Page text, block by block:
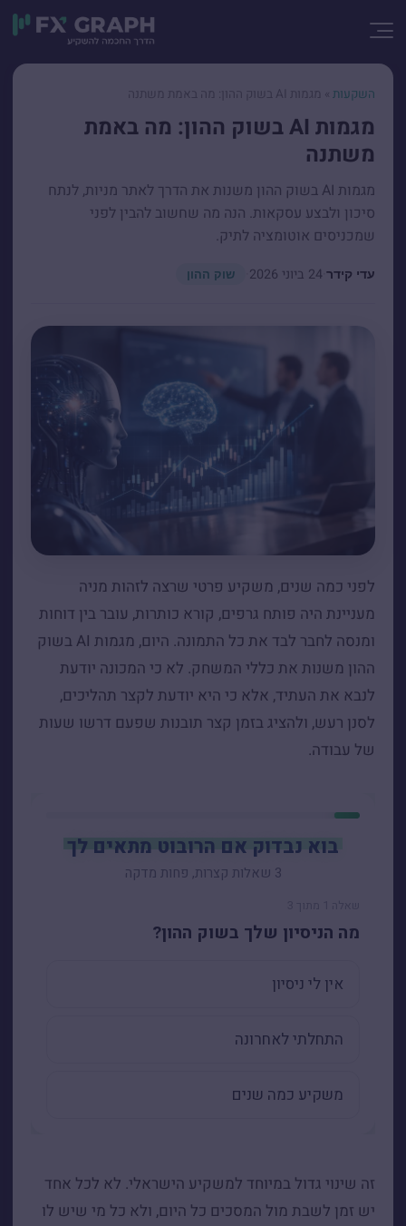
השקעות » מגמות AI בשוק ההון: מה באמת משתנה
מגמות AI בשוק ההון: מה באמת
משתנה
מגמות AI בשוק ההון משנות את הדרך לאתר מניות, לנתח
סיכון ולבצע עסקאות. הנה מה שחשוב להבין לפני
שמכניסים אוטומציה לתיק.
עדי קידר 24 ביוני 2026 שוק ההון
לפני כמה שנים, משקיע פרטי שרצה לזהות מניה
מעניינת היה פותח גרפים, קורא כותרות, עובר בין דוחות
ומנסה לחבר לבד את כל התמונה. היום, מגמות AI בשוק
ההון משנות את כללי המשחק. לא כי המכונה יודעת
לנבא את העתיד, אלא כי היא יודעת לקצר תהליכים,
לסנן רעש, ולהציג בזמן קצר תובנות שפעם דרשו שעות
של עבודה.
זה שינוי גדול במיוחד למשקיע הישראלי. לא לכל אחד
יש זמן לשבת מול המסכים כל היום, ולא כל מי שיש לו